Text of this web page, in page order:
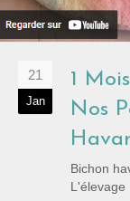
21
Jan
1
Nos
Bichon
L'élevage